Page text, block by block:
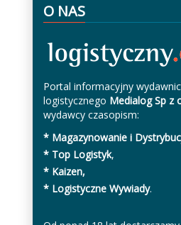
O NAS
Portal informacyjny
logistycznego Medialog Sp z
wydawcy czasopism:
* Magazynowanie i
* Top Logistyk,
* Kaizen,
* Logistyczne Wywiady.